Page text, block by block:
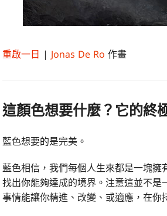
重啟一日 | Jonas De Ro 作畫
這顏色想要什麼？它的終
藍色想要的是完美。
藍色相信，我們每個人生來都是一塊
找出你能夠達成的境界。注意這並不
事情能讓你精進、改變、或適應，在你